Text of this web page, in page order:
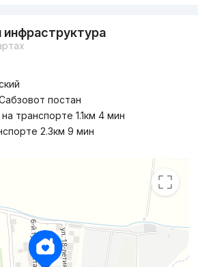
постан
транспорте 1.1км 4 мин
2.3км 9 мин